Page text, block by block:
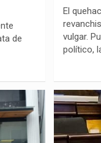
de
El
vulgar.
político,